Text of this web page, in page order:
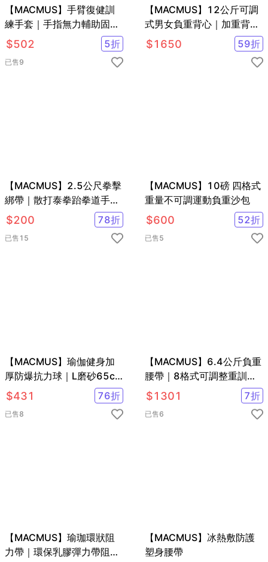
【MACMUS】手臂復健訓
練手套｜手指無力輔助固定
手套｜中風偏癱截肢癱瘓手
部手指無力
$502 5折
已售9
【MACMUS】12公斤可調
式男女負重背心｜加重背心
加重衣｜復健背心 復健加重
衣
$1650 59折
【MACMUS】2.5公尺拳擊
綁帶｜散打泰拳跆拳道手綁
帶 多色可選拳擊訓練綁帶
腳踝綁帶 彈性手綁帶
$200 78折
已售 15
【MACMUS】10磅 四格式
重量不可調運動負重沙包
$600 52折
已售5
【MACMUS】瑜伽健身加
厚防爆抗力球｜L磨砂65cm
瑜珈球｜核心肌群鍛鍊抗力
球
$431 76折
已售8
【MACMUS】6.4公斤負重
腰帶｜8格式可調整重訓腰
帶｜強化核心肌群鍛鍊腰部
肌肉
$1301 7折
已售6
【MACMUS】瑜珈環狀阻
力帶｜環保乳膠彈力帶阻力
【MACMUS】冰熱敷防護
塑身腰帶